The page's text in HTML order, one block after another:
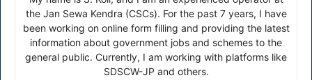
the Jan Sewa Kendra (CSCs). For the past 7 years, I have
been working on online form filling and providing the latest
information about government jobs and schemes to the
general public. Currently, I am working with platforms like
SDSCW-JP and others.